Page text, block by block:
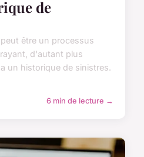
de
être un processus
d'autant plus
un historique de sinistres.
6 min de lecture →